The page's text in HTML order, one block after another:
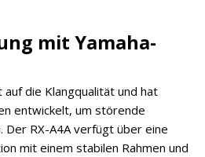
mit Yamaha-
die Klangqualität und hat
entwickelt, um störende
Der RX-A4A verfügt über eine
mit einem stabilen Rahmen und